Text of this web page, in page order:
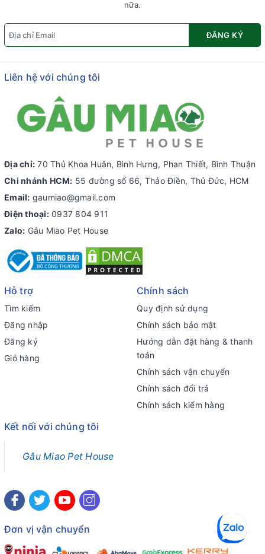
nữa.
ĐĂNG KÝ
Liên hệ với chúng tôi
Địa chỉ: 70 Thủ Khoa Huân, Bình Hưng, Phan Thiết, Bình Thuận
Chi nhánh HCM: 55 đường số 66, Thảo Điền, Thủ Đức, HCM
Email: gaumiao@gmail.com
Điện thoại: 0937 804 911
Zalo: Gâu Miao Pet House
Hỗ trợ
Tìm kiếm
Đăng nhập
Đăng ký
Giỏ hàng
Chính sách
Quy định sử dụng
Chính sách bảo mật
Hướng dẫn đặt hàng & thanh
toán
Chính sách vận chuyển
Chính sách đổi trả
Chính sách kiểm hàng
Kết nối với chúng tôi
Gâu Miao Pet House
Đơn vị vận chuyển